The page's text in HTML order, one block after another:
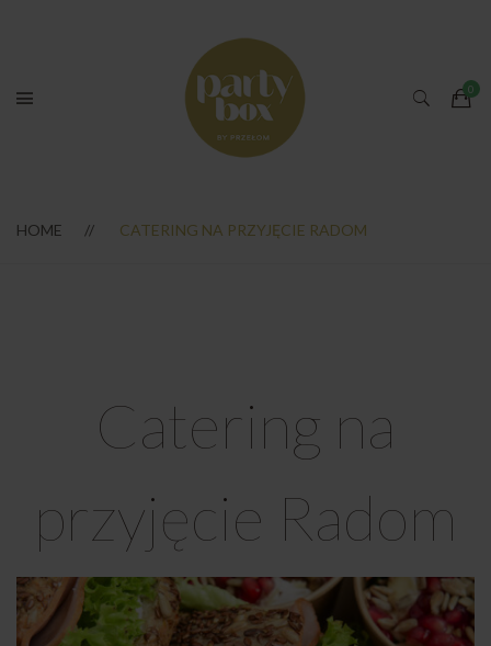
HOME CATERING NA PRZYJĘCIE RADOM
Catering na
przyjęcie Radom